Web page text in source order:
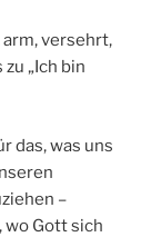
versehrt,
„Ich bin
das, was uns
–
wo Gott sich